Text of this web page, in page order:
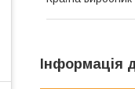
Інформація